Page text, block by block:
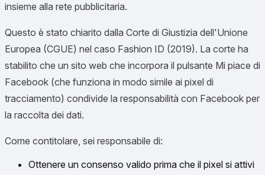
insieme alla rete pubblicitaria.
Questo è stato chiarito dalla Corte di Giustizia dell'Unione
Europea (CGUE) nel caso Fashion ID (2019). La corte ha
stabilito che un sito web che incorpora il pulsante Mi piace di
Facebook (che funziona in modo simile ai pixel di
tracciamento) condivide la responsabilità con Facebook per
la raccolta dei dati.
Come contitolare, sei responsabile di:
Ottenere un consenso valido prima che il pixel si attivi